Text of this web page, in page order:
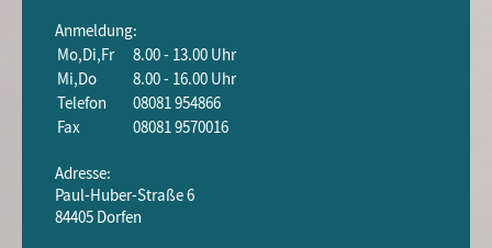
Anmeldung:
Mo,Di,Fr
8.00 - 13.00 Uhr
Mi,Do
8.00 - 16.00 Uhr
Telefon
08081 954866
Fax
08081 9570016
Adresse:
Paul-Huber-Straße 6
84405 Dorfen